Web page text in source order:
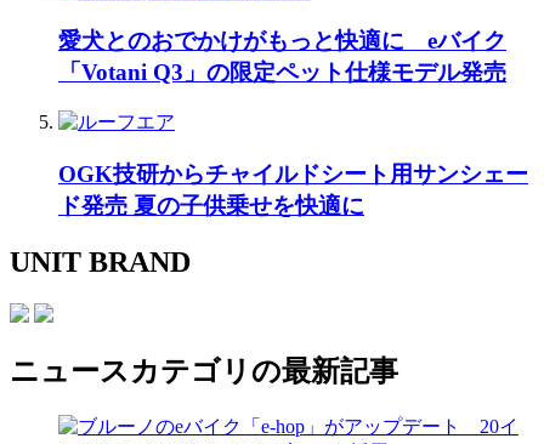
愛犬とのおでかけがもっと快適に eバイク
「Votani Q3」の限定ペット仕様モデル発売
OGK技研からチャイルドシート用サンシェー
ド発売 夏の子供乗せを快適に
UNIT BRAND
ニュース カテゴリの最新記事